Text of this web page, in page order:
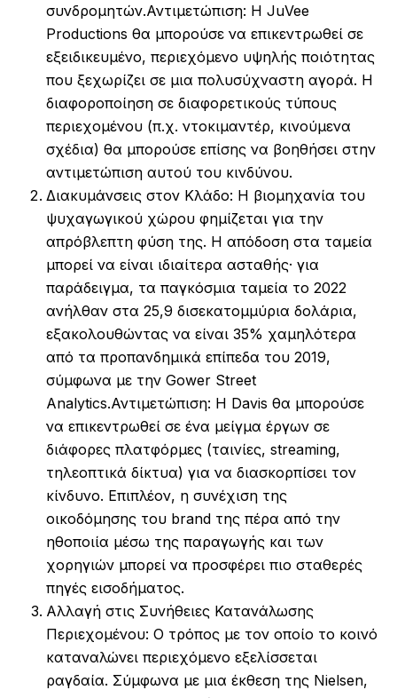
συνδρομητών.Αντιμετώπιση: Η JuVee
Productions θα μπορούσε να επικεντρωθεί σε
εξειδικευμένο, περιεχόμενο υψηλής ποιότητας
που ξεχωρίζει σε μια πολυσύχναστη αγορά. Η
διαφοροποίηση σε διαφορετικούς τύπους
περιεχομένου (π.χ. ντοκιμαντέρ, κινούμενα
σχέδια) θα μπορούσε επίσης να βοηθήσει στην
αντιμετώπιση αυτού του κινδύνου.
Διακυμάνσεις στον Κλάδο: Η βιομηχανία του
ψυχαγωγικού χώρου φημίζεται για την
απρόβλεπτη φύση της. Η απόδοση στα ταμεία
μπορεί να είναι ιδιαίτερα ασταθής· για
παράδειγμα, τα παγκόσμια ταμεία το 2022
ανήλθαν στα 25,9 δισεκατομμύρια δολάρια,
εξακολουθώντας να είναι 35% χαμηλότερα
από τα προπανδημικά επίπεδα του 2019,
σύμφωνα με την Gower Street
Analytics.Αντιμετώπιση: Η Davis θα μπορούσε
να επικεντρωθεί σε ένα μείγμα έργων σε
διάφορες πλατφόρμες (ταινίες, streaming,
τηλεοπτικά δίκτυα) για να διασκορπίσει τον
κίνδυνο. Επιπλέον, η συνέχιση της
οικοδόμησης του brand της πέρα από την
ηθοποιία μέσω της παραγωγής και των
χορηγιών μπορεί να προσφέρει πιο σταθερές
πηγές εισοδήματος.
Αλλαγή στις Συνήθειες Κατανάλωσης
Περιεχομένου: Ο τρόπος με τον οποίο το κοινό
καταναλώνει περιεχόμενο εξελίσσεται
ραγδαία. Σύμφωνα με μια έκθεση της Nielsen,